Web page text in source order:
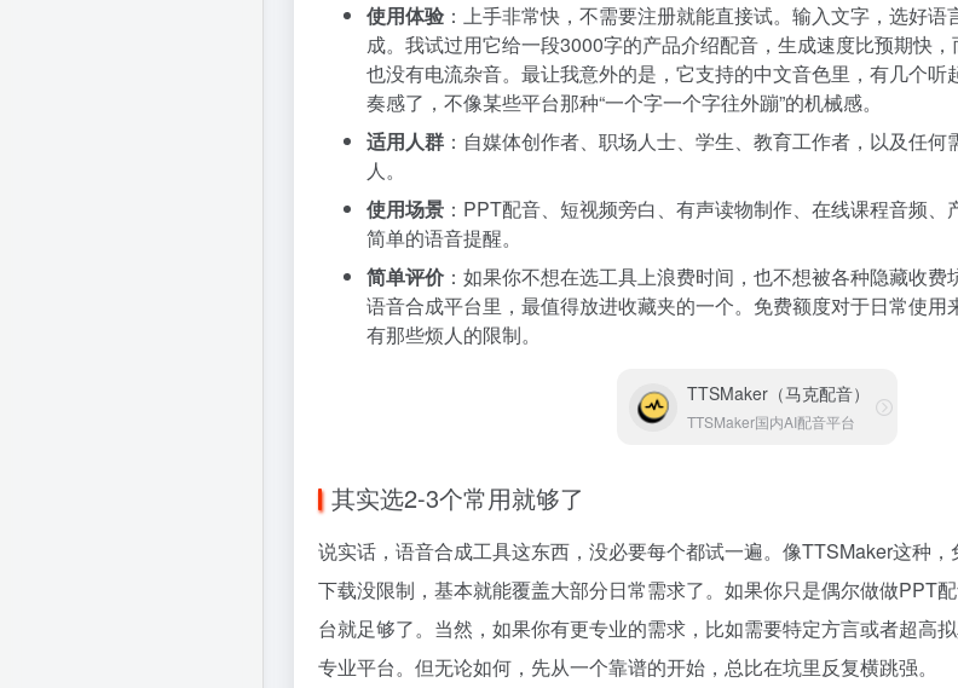
使用体验 ：上手非常快，不需要注册就能直接试。输入文字，选好
成。我试过用它给一段3000字的产品介绍配音，生成速度比预期快
也没有电流杂音。最让我意外的是，它支持的中文音色里，有几个听
奏感了，不像某些平台那种“一个字一个字往外蹦”的机械感。
适用人群 ：自媒体创作者、职场人士、学生、教育工作者，以及任
人。
使用场景 ：PPT配音、短视频旁白、有声读物制作、在线课程音频
简单的语音提醒。
简单评价：如果你不想在选工具上浪费时间，也不想被各种隐藏收费
语音合成平台里，最值得放进收藏夹的一个。免费额度对于日常使用
有那些烦人的限制。
TTSMaker（马克配音）
TTSMaker国内AI配音平台
其实选2-3个常用就够了
说实话，语音合成工具这东西，没必要每个都试一遍。像TTSMaker这种，
下载没限制，基本就能覆盖大部分日常需求了。如果你只是偶尔做做PPT
台就足够了。当然，如果你有更专业的需求，比如需要特定方言或者超高
专业平台。但无论如何，先从一个靠谱的开始，总比在坑里反复横跳强。